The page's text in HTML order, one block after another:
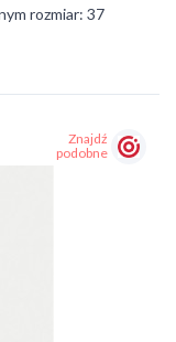
rozmiar: 37
Znajdź
podobne